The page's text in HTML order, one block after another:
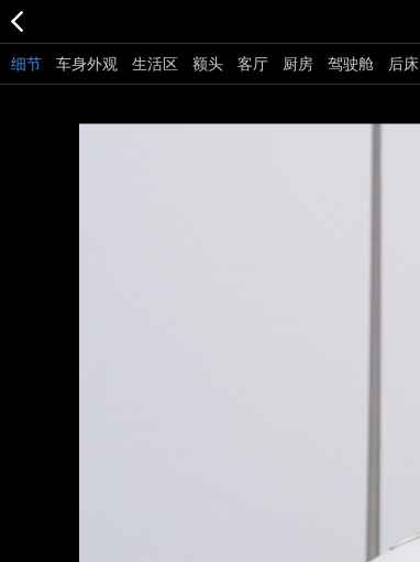
细节 车身外观 生活区 额头 客厅 厨房 驾驶舱 后床